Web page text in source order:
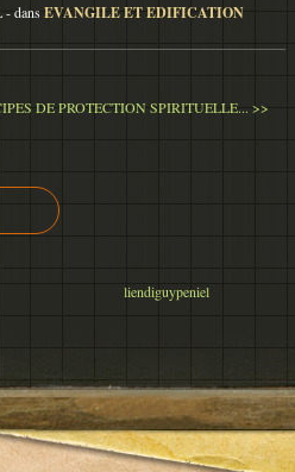
-dansEVANGILE ET EDIFICATION
DE PROTECTION SPIRITUELLE... >>
liendiguypeniel